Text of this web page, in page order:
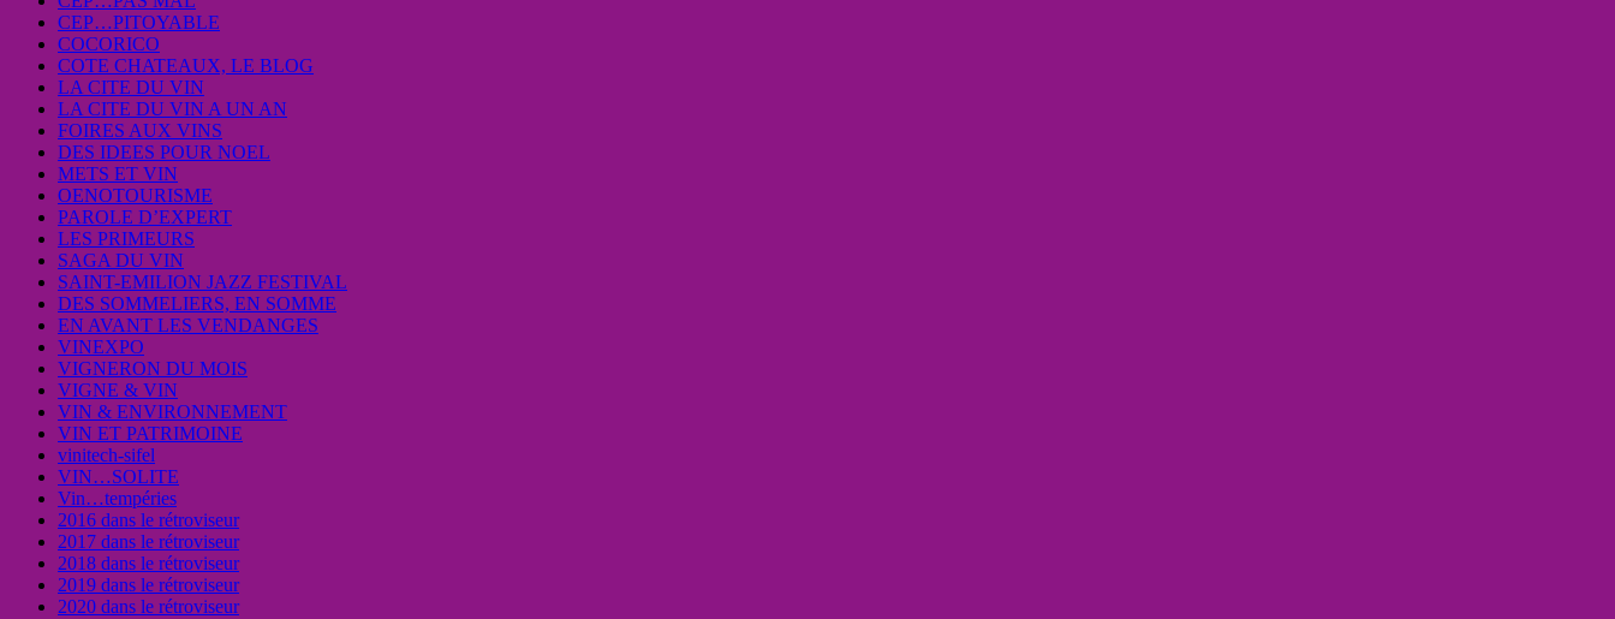
CEP…PITOYABLE
COCORICO
COTE CHATEAUX, LE BLOG
LA CITE DU VIN
LA CITE DU VIN A UN AN
FOIRES AUX VINS
DES IDEES POUR NOEL
METS ET VIN
OENOTOURISME
PAROLE D’EXPERT
LES PRIMEURS
SAGA DU VIN
SAINT-EMILION JAZZ FESTIVAL
DES SOMMELIERS, EN SOMME
EN AVANT LES VENDANGES
VINEXPO
VIGNERON DU MOIS
VIGNE & VIN
VIN & ENVIRONNEMENT
VIN ET PATRIMOINE
vinitech-sifel
VIN…SOLITE
Vin…tempéries
2016 dans le rétroviseur
2017 dans le rétroviseur
2018 dans le rétroviseur
2019 dans le rétroviseur
2020 dans le rétroviseur